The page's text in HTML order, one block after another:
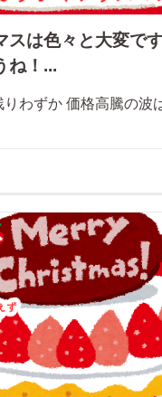
スは色々と大変で
ね！...
わずか 価格高騰の波